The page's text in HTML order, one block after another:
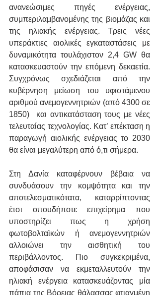
ανανεώσιμες πηγές ενέργειας,
συμπεριλαμβανομένης της βιομάζας και
της ηλιακής ενέργειας. Τρεις νέες
υπεράκτιες αιολικές εγκαταστάσεις με
δυναμικότητα τουλάχιστον 2,4 GW θα
κατασκευαστούν την επόμενη δεκαετία.
Συγχρόνως σχεδιάζεται από την
κυβέρνηση μείωση του υφιστάμενου
αριθμού ανεμογεννητριών (από 4300 σε
1850)  και αντικατάσταση τους με νέες
τελευταίας τεχνολογίας. Κατ’ επέκταση η
παραγωγή αιολικής ενέργειας το 2030
θα είναι μεγαλύτερη από ό,τι σήμερα.
Στη Δανία καταφέρνουν βέβαια να
συνδυάσουν την κομψότητα και την
αποτελεσματικότατα, καταρρίπτοντας
έτσι οπουδήποτε επιχείρημα που
υποστηρίζει πως η χρήση
φωτοβολταϊκών ή ανεμογεννητριών
αλλοιώνει την αισθητική του
περιβάλλοντος. Πιο συγκεκριμένα,
αποφάσισαν να εκμεταλλευτούν την
ηλιακή ενέργεια κατασκευάζοντας μία
πάπια της Βόρειας θάλασσας φτιαγμένη